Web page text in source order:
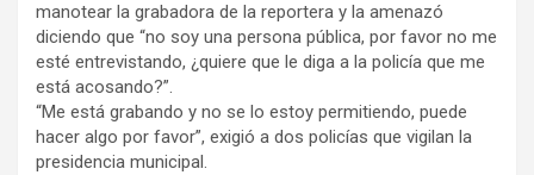
manotear la grabadora de la reportera y la amenazó
diciendo que “no soy una persona pública, por favor no me
esté entrevistando, ¿quiere que le diga a la policía que me
está acosando?”.
“Me está grabando y no se lo estoy permitiendo, puede
hacer algo por favor”, exigió a dos policías que vigilan la
presidencia municipal.